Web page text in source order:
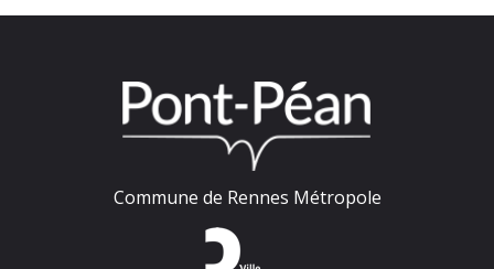
Commune de Rennes Métropole